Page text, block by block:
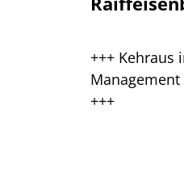
+++ Kehraus
+++